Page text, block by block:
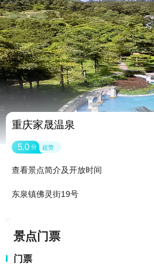
重庆家晟温泉
5.0 分 超赞
查看景点简介及开放时间
东泉镇佛灵街19号
景点门票
门票
